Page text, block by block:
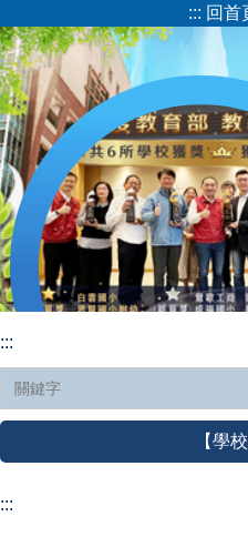
到
主
要
內
容
區
::: 回首
:::
【學
【學校組織】
:::